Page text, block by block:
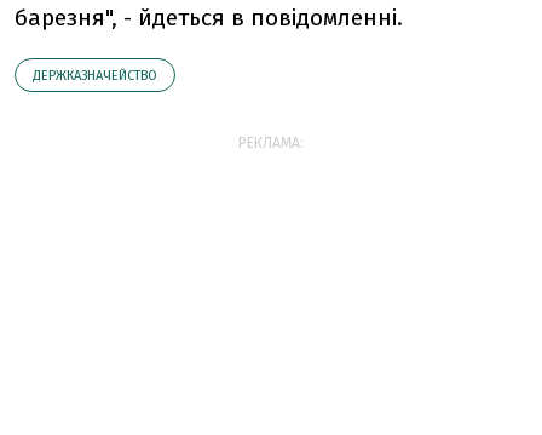
барезня", - йдеться в повідомленні.
ДЕРЖКАЗНАЧЕЙСТВО
РЕКЛАМА: